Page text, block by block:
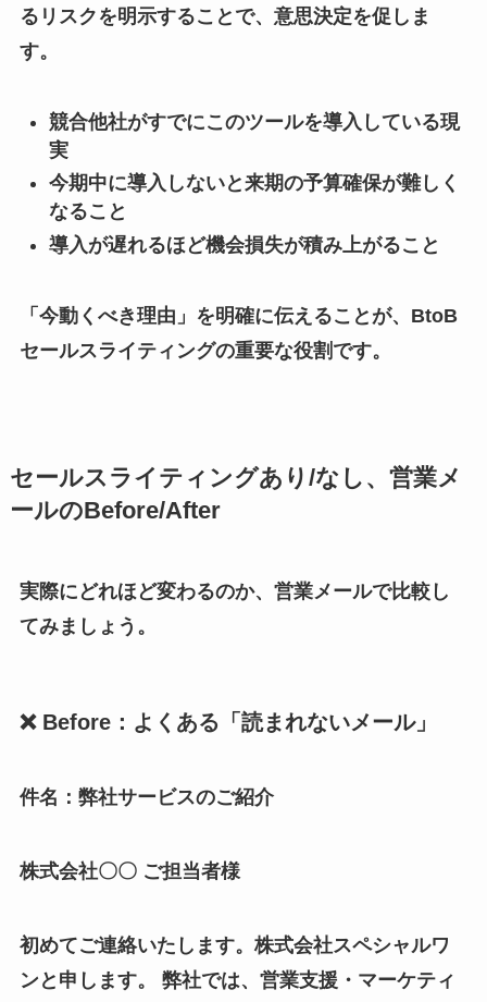
るリスクを明示することで、意思決定を促しま
す。
競合他社がすでにこのツールを導入している現
実
今期中に導入しないと来期の予算確保が難しく
なること
導入が遅れるほど機会損失が積み上がること
「今動くべき理由」を明確に伝えることが、BtoB
セールスライティングの重要な役割です。
セールスライティングあり/なし、営業メ
ールのBefore/After
実際にどれほど変わるのか、営業メールで比較し
てみましょう。
❌ Before：よくある「読まれないメール」
件名：弊社サービスのご紹介
株式会社〇〇 ご担当者様
初めてご連絡いたします。株式会社スペシャルワ
ンと申します。 弊社では、営業支援・マーケティ